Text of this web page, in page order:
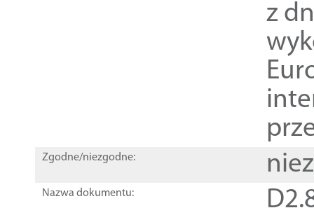
z
Zgodne/niezgodne:
Nazwa dokumentu: